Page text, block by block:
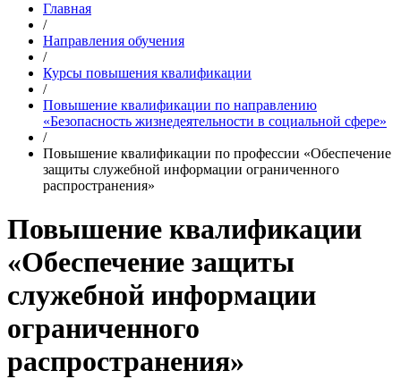
Главная
/
Направления обучения
/
Курсы повышения квалификации
/
Повышение квалификации по направлению
«Безопасность жизнедеятельности в социальной сфере»
/
Повышение квалификации по профессии «Обеспечение
защиты служебной информации ограниченного
распространения»
Повышение квалификации
«Обеспечение защиты
служебной информации
ограниченного
распространения»